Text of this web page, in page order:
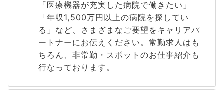
「医療機器が充実した病院で働きたい」
「年収1,500万円以上の病院を探してい
る」など、さまざまなご要望をキャリアパ
ートナーにお伝えください。常勤求人はも
ちろん、非常勤・スポットのお仕事紹介も
行なっております。